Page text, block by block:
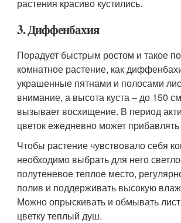
растения красиво кустились.
3. Диффенбахия
Порадует быстрым ростом и такое
комнатное растение, как
украшенные пятнами и полосами
внимание, а высота куста – до 150
вызывает восхищение. В период
цветок ежедневно может
Чтобы растение чувствовало себя
необходимо выбрать для него
полутеневое теплое место,
полив и поддерживать высокую
Можно опрыскивать и обмывать
цветку теплый душ.